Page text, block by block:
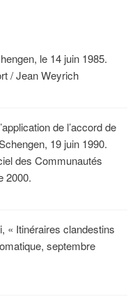
le 14 juin 1985.
/ Jean Weyrich
de l’accord de
19 juin 1990.
des Communautés
2000.
« Itinéraires clandestins
septembre